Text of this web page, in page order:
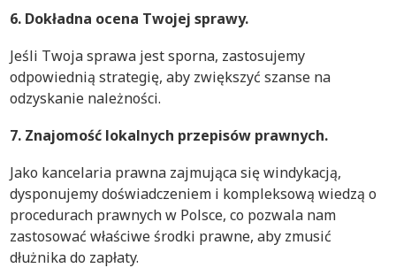
6. Dokładna ocena Twojej sprawy.
Jeśli Twoja sprawa jest sporna, zastosujemy
odpowiednią strategię, aby zwiększyć szanse na
odzyskanie należności.
7. Znajomość lokalnych przepisów prawnych.
Jako kancelaria prawna zajmująca się windykacją,
dysponujemy doświadczeniem i kompleksową wiedzą o
procedurach prawnych w Polsce, co pozwala nam
zastosować właściwe środki prawne, aby zmusić
dłużnika do zapłaty.